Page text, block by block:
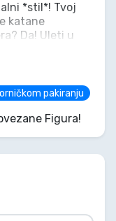
*stil*! Tvoj
katane
Da! Uleti u
Savršena
Cablea ili
polici. Ova
za vožnju (i
tvojoj vitrini).
pakiranju
Figura!